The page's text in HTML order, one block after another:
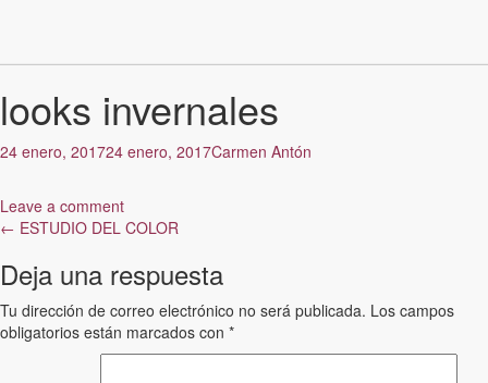
looks invernales
24 enero, 201724 enero, 2017Carmen Antón
Leave a comment
Post
navigation
← ESTUDIO DEL COLOR
Deja una respuesta
Tu dirección de correo electrónico no será publicada. Los campos
obligatorios están marcados con *